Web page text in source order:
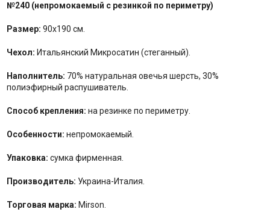
№240 (непромокаемый с резинкой по периметру)
Размер: 90x190 см.
Чехол: Итальянский Микросатин (стеганный).
Наполнитель: 70% натуральная овечья шерсть, 30%
полиэфирный распушиватель.
Способ крепления: на резинке по периметру.
Особенности: непромокаемый.
Упаковка: сумка фирменная.
Производитель: Украина-Италия.
Торговая марка: Mirson.